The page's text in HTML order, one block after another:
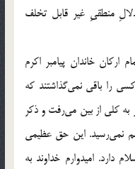
منطقیِ غیر قابل تخلف
ارکان خاندان پیامبر اکرم
را باقی نمی‌گذاشتند که
به کلی از بین می‌رفت و ذکر
هم نمی‌رسید. این حق عظیمی
دارد. امیدوارم خداوند به